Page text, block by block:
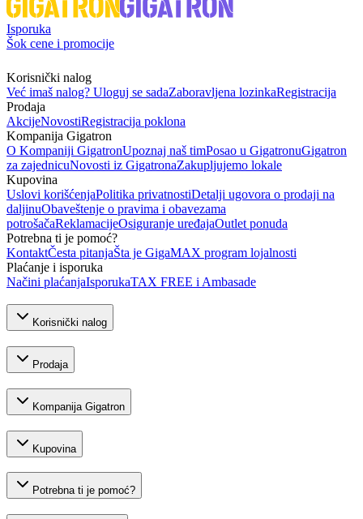
Isporuka
Šok cene i promocije
Korisnički nalog
Već imaš nalog? Uloguj se sadaZaboravljena lozinkaRegistracija
Prodaja
AkcijeNovostiRegistracija poklona
Kompanija Gigatron
O Kompaniji GigatronUpoznaj naš timPosao u GigatronuGigatron
za zajednicuNovosti iz GigatronaZakupljujemo lokale
Kupovina
Uslovi korišćenjaPolitika privatnostiDetalji ugovora o prodaji na
daljinuObaveštenje o pravima i obavezama
potrošačaReklamacijeOsiguranje uređajaOutlet ponuda
Potrebna ti je pomoć?
KontaktČesta pitanjaŠta je GigaMAX program lojalnosti
Plaćanje i isporuka
Načini plaćanjaIsporukaTAX FREE i Ambasade
Korisnički nalog
Prodaja
Kompanija Gigatron
Kupovina
Potrebna ti je pomoć?